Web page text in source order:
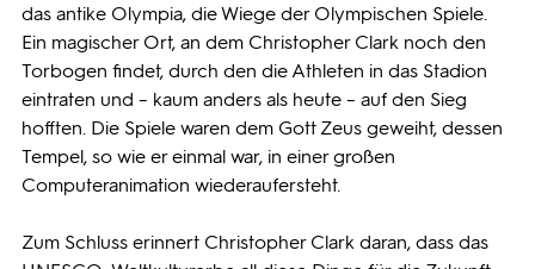
das antike Olympia, die Wiege der Olympischen Spiele.
Ein magischer Ort, an dem Christopher Clark noch den
Torbogen findet, durch den die Athleten in das Stadion
eintraten und – kaum anders als heute – auf den Sieg
hofften. Die Spiele waren dem Gott Zeus geweiht, dessen
Tempel, so wie er einmal war, in einer großen
Computeranimation wiederaufersteht.
Zum Schluss erinnert Christopher Clark daran, dass das